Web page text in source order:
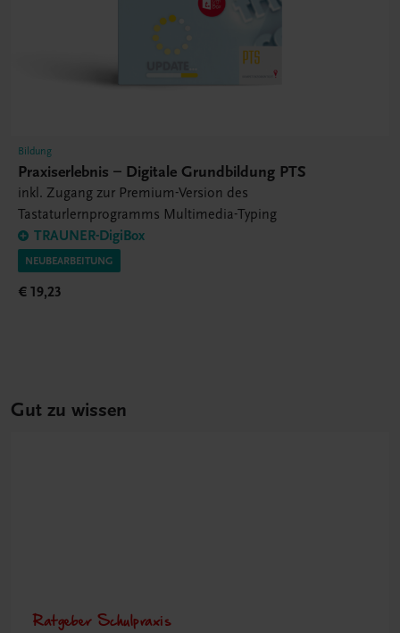
Bildung
Praxiserlebnis – Digitale Grundbildung PTS
inkl. Zugang zur Premium-Version des
Tastaturlernprogramms Multimedia-Typing
TRAUNER-DigiBox
NEUBEARBEITUNG
€ 19,23
Gut zu wissen
Ratgeber Schulpraxis